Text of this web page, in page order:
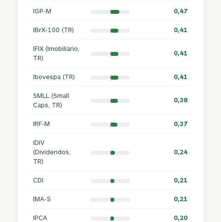
IGP-M 0,47
IBrX-100 (TR) 0,41
IFIX (Imobiliário,
TR)
0,41
Ibovespa (TR) 0,41
SMLL (Small
Caps, TR)
0,38
IRF-M 0,37
IDIV
(Dividendos,
TR)
0,24
CDI 0,21
IMA-S 0,21
IPCA 0,20